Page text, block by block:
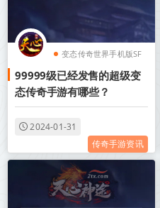
变态传奇世界手机版SF
变态传奇单职业攻速
变态传奇装备带极品属
99999级已经发售的超级变
态传奇手游有哪些？
2024-01-31
传奇手游资讯